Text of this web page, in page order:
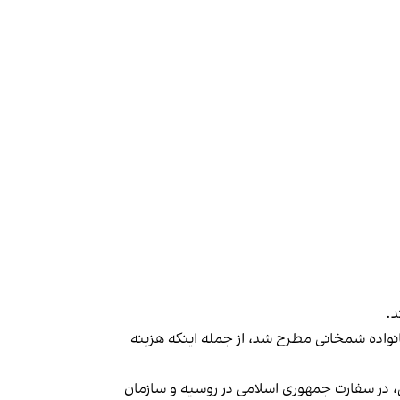
عروسی دختر شمخانی در همین زمینه نوشت سال ۱۳۹۸ شایعاتی درباره خانواده شمخانی مطرح شد، از جمله اینکه هزینه
در سفارت جمهوری اسلامی در روسیه و سازمان